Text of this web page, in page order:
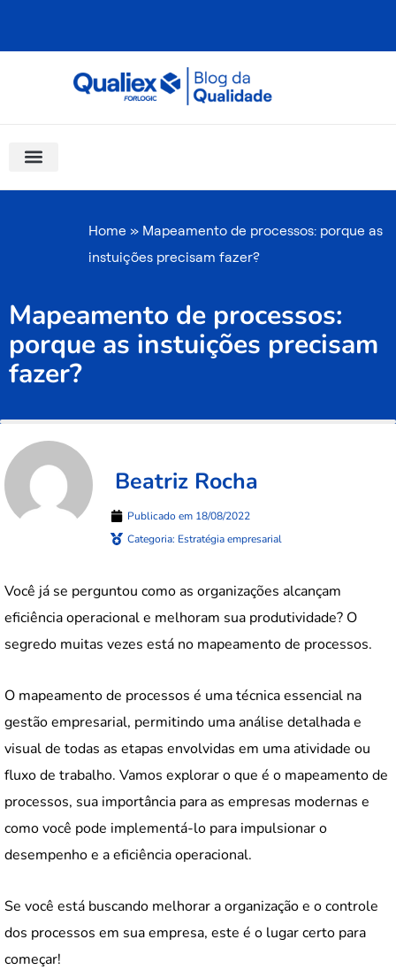
Home » Mapeamento de processos: porque as
instuições precisam fazer?
Mapeamento de processos:
porque as instuições precisam
fazer?
Beatriz Rocha
Publicado em 18/08/2022
Categoria: Estratégia empresarial
Você já se perguntou como as organizações alcançam
eficiência operacional e melhoram sua produtividade? O
segredo muitas vezes está no mapeamento de processos.
O mapeamento de processos é uma técnica essencial na
gestão empresarial, permitindo uma análise detalhada e
visual de todas as etapas envolvidas em uma atividade ou
fluxo de trabalho. Vamos explorar o que é o mapeamento de
processos, sua importância para as empresas modernas e
como você pode implementá-lo para impulsionar o
desempenho e a eficiência operacional.
Se você está buscando melhorar a organização e o controle
dos processos em sua empresa, este é o lugar certo para
começar!